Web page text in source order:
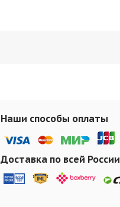
Наши способы оплаты
Доставка по всей России